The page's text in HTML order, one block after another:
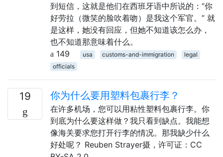
到短信，这就是他们在西班牙语中所说的：“你
好劳拉（微笑的脸吹着吻）是我这个军官。” 就
是这样，她没有回应，但她不知道该怎么办，
也不知道那意味着什么。
149
usa customs-and-immigration
legal
officials
19 你为什么要用塑料包裹行李？
在许多机场，您可以用粘性塑料包裹行李。你
到底为什么要这样做？我只看到缺点。我能想
像海关要求您打开行李的情况。那我缺少什么
好处呢？ Reuben Strayer摄，许可证：CC